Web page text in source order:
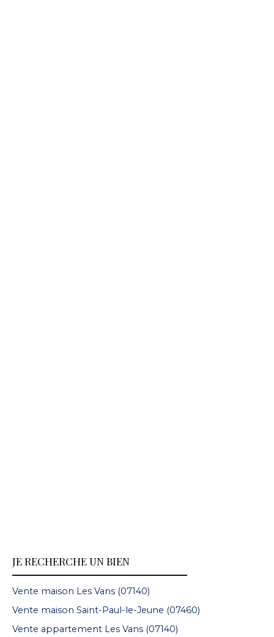
JE RECHERCHE UN BIEN
Vente maison Les Vans (07140)
Vente maison Saint-Paul-le-Jeune (07460)
Vente appartement Les Vans (07140)